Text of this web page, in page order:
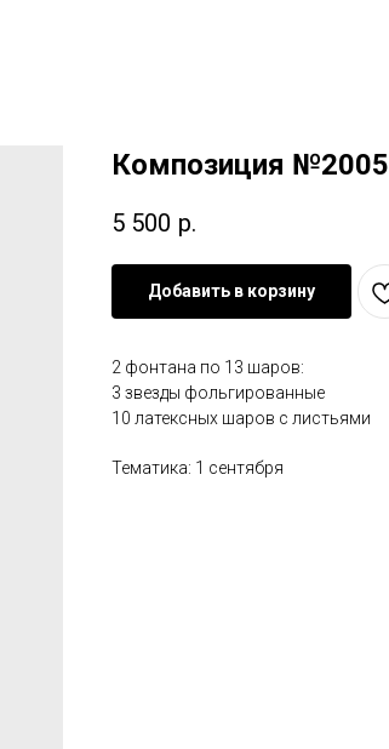
Композиция №2005
5 500 р.
Добавить в корзину
2 фонтана по 13 шаров:
3 звезды фольгированные
10 латексных шаров с листьями
Тематика: 1 сентября